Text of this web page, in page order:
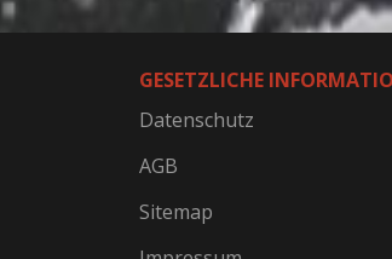
GESETZLICHE
Datenschutz
AGB
Sitemap